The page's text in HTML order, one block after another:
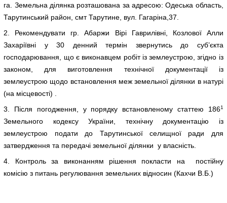
га. Земельна ділянка розташована за адресою: Одеська область,
Тарутинський район, смт Тарутине, вул. Гагаріна,37.
2. Рекомендувати гр. Абаржи Вірі Гаврилівні, Козлової Алли
Захаріївні у 30 денний термін звернутись до суб’єкта
господарювання, що є виконавцем робіт із землеустрою, згідно із
законом, для виготовлення технічної документації із
землеустрою щодо встановлення меж земельної ділянки в натурі
(на місцевості) .
3. Після погодження, у порядку встановленому статтею 1861
Земельного кодексу України, технічну документацію із
землеустрою подати до Тарутинської селищної ради для
затвердження та передачі земельної ділянки у власність.
4. Контроль за виконанням рішення покласти на постійну
комісію з питань регулювання земельних відносин (Кахчи В.Б.)